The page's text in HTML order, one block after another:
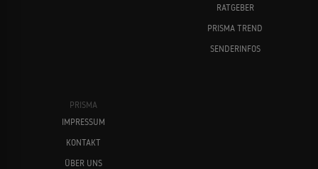
RATGEBER
PRISMA TREND
SENDERINFOS
PRISMA
IMPRESSUM
KONTAKT
ÜBER UNS